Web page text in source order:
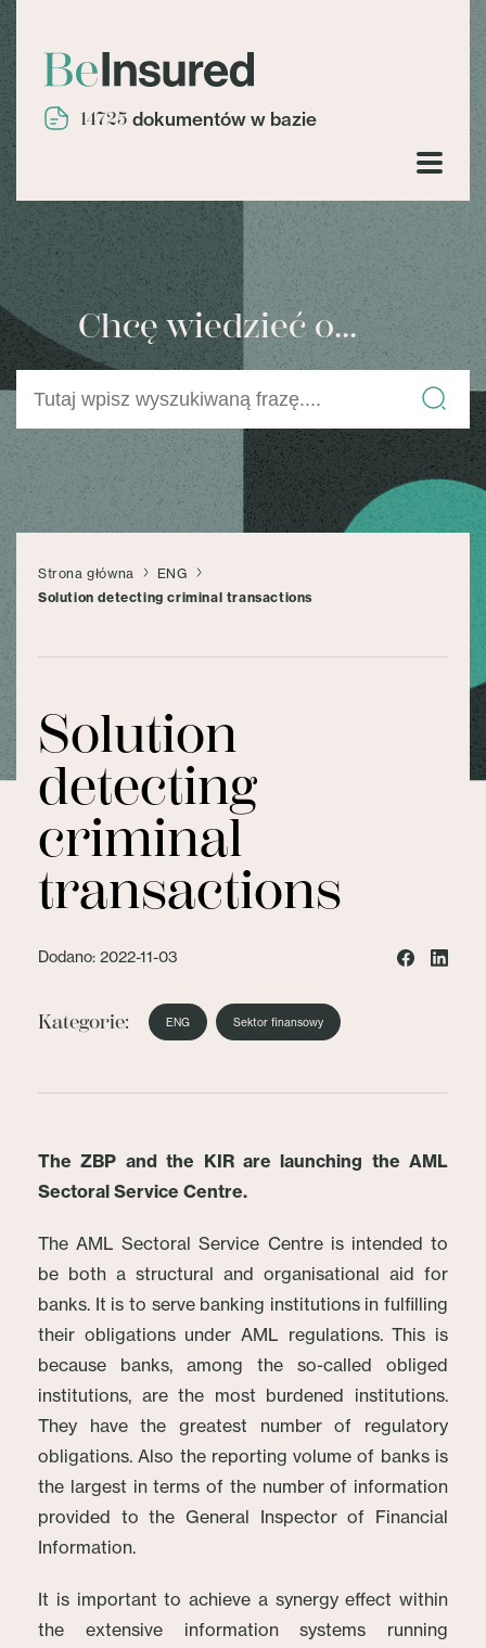
14725 dokumentów w bazie
Chcę wiedzieć o...
Strona główna
ENG
Solution detecting criminal transactions
Solution
detecting
criminal
transactions
Dodano: 2022-11-03
Kategorie: ENG Sektor finansowy
The ZBP and the KIR are launching the AML
Sectoral Service Centre.
The AML Sectoral Service Centre is intended to
be both a structural and organisational aid for
banks. It is to serve banking institutions in fulfilling
their obligations under AML regulations. This is
because banks, among the so-called obliged
institutions, are the most burdened institutions.
They have the greatest number of regulatory
obligations. Also the reporting volume of banks is
the largest in terms of the number of information
provided to the General Inspector of Financial
Information.
It is important to achieve a synergy effect within
the extensive information systems running